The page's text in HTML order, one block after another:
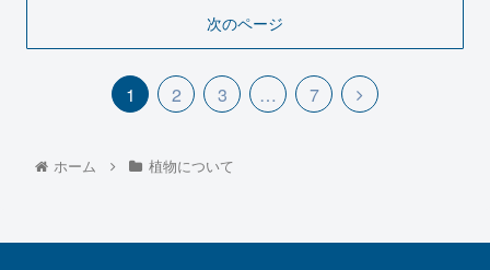
次のページ
1 2 3 … 7
ホーム 植物について